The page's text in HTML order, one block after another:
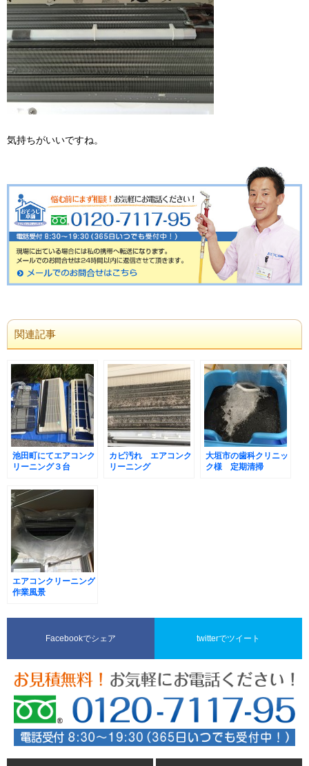
気持ちがいいですね。
関連記事
池田町にてエアコンク
リーニング３台
カビ汚れ エアコンク
リーニング
大垣市の歯科クリニッ
ク様 定期清掃
エアコンクリーニング
作業風景
Facebookでシェア twitterでツイート